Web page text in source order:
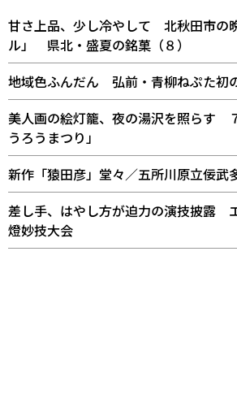
甘さ上品、少し冷やして 北秋田市の
ル」 県北・盛夏の銘菓（８）
地域色ふんだん 弘前・青柳ねぷた初
美人画の絵灯籠、夜の湯沢を照らす
うろうまつり」
新作「猿田彦」堂々／五所川原立佞武
差し手、はやし方が迫力の演技披露
燈妙技大会